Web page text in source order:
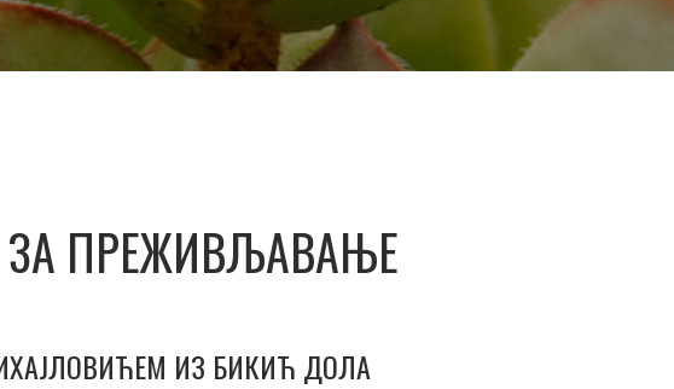
ЗА ПРЕЖИВЉАВАЊЕ
ИЗ БИКИЋ ДОЛА